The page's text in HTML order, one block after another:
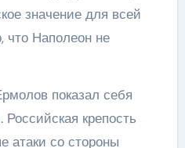
значение для всей
что Наполеон не
показал себя
крепость
атаки со стороны